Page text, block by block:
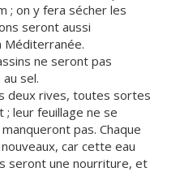
; on y fera sécher les
seront aussi
Méditerranée.
ne seront pas
sel.
deux rives, toutes sortes
leur feuillage ne se
pas. Chaque
car cette eau
seront une nourriture, et